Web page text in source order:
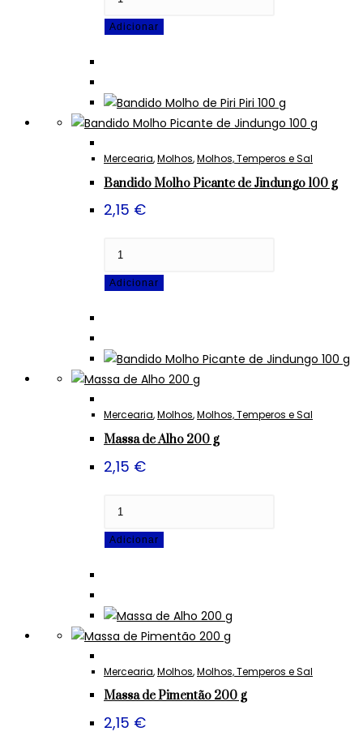
Bandido
Piri
Piri
100
g
Adicionar
Mercearia,Molhos,Molhos, Temperos e Sal
Bandido Molho Picante de Jindungo 100 g
2,15 €
Quantidade
Bandido
de
Jindungo
100
g
Adicionar
Mercearia,Molhos,Molhos, Temperos e Sal
Massa de Alho 200 g
2,15 €
Massa
200
g
Adicionar
Mercearia,Molhos,Molhos, Temperos e Sal
Massa de Pimentão 200 g
2,15 €